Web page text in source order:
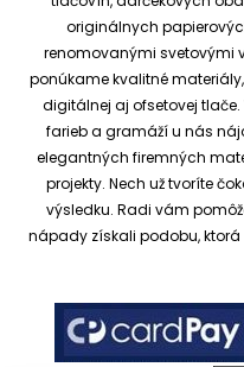
originálnych
renomovanými svetovými
ponúkame kvalitné
digitálnej aj ofsetovej
farieb a gramáží u nás
elegantných firemných
projekty. Nech už tvoríte
výsledku. Radi vám
nápady získali podobu,